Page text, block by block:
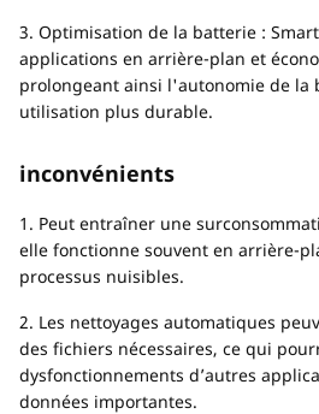
3. Optimisation de la batterie :
applications en arrière-plan et
prolongeant ainsi l'autonomie de la
utilisation plus durable.
inconvénients
1. Peut entraîner une
elle fonctionne souvent en arrière-
processus nuisibles.
2. Les nettoyages automatiques
des fichiers nécessaires, ce qui
dysfonctionnements d’autres
données importantes.